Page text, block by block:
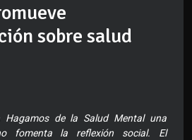
sobre salud
Hagamos de la Salud Mental una
fomenta la reflexión social. El